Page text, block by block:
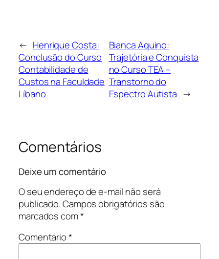
← Henrique Costa:
Conclusão do Curso
Contabilidade de
Custos na Faculdade
Líbano
Bianca Aquino:
Trajetória e Conquista
no Curso TEA –
Transtorno do
Espectro Autista →
Comentários
Deixe um comentário
O seu endereço de e-mail não será
publicado.Campos obrigatórios são
marcados com*
Comentário*